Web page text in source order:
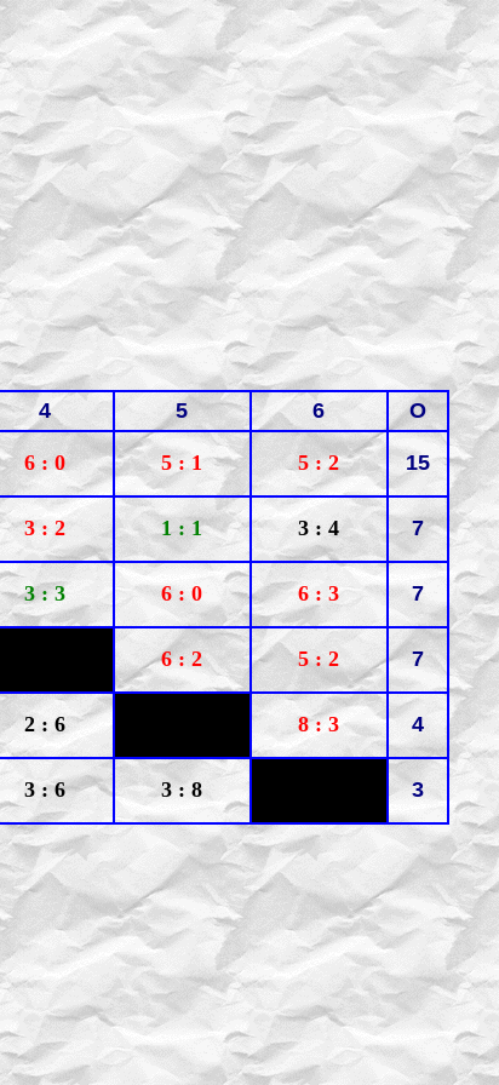
4 5 6 О
6 : 0 5 : 1 5 : 2 15
3 : 2 1 : 1 3 : 4 7
3 : 3 6 : 0 6 : 3 7
6 : 2 5 : 2 7
2 : 6 8 : 3 4
3 : 6 3 : 8 3